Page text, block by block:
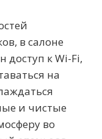
в салоне
доступ к Wi-Fi,
на
и чистые
во